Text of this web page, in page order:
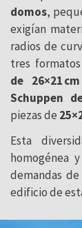
domos,
exigían
radios de
tres
de 26×21 cm
Schuppen
piezas de
Esta
homogénea
demandas de
edificio de